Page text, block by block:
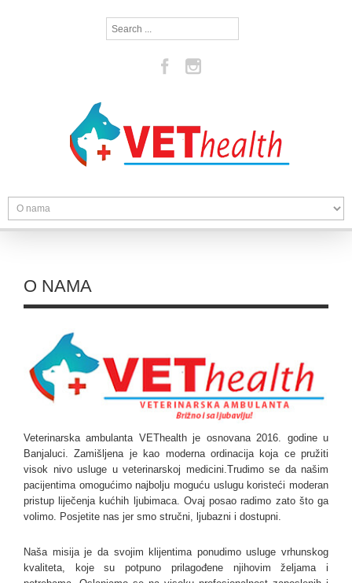
Search
...
O NAMA
Veterinarska ambulanta VEThealth je osnovana 2016. godine u
Banjaluci. Zamišljena je kao moderna ordinacija koja ce pružiti
visok nivo usluge u veterinarskoj medicini.Trudimo se da našim
pacijentima omogućimo najbolju moguću uslugu koristeći moderan
pristup liječenja kućhih ljubimaca. Ovaj posao radimo zato što ga
volimo. Posjetite nas jer smo stručni, ljubazni i dostupni.
Naša misija je da svojim klijentima ponudimo usluge vrhunskog
kvaliteta, koje su potpuno prilagođene njihovim željama i